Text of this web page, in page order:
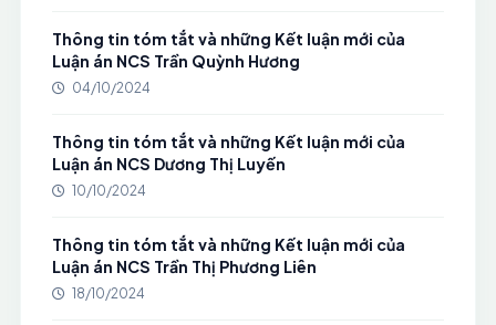
Thông tin tóm tắt và những Kết luận mới của
Luận án NCS Trần Quỳnh Hương
04/10/2024
Thông tin tóm tắt và những Kết luận mới của
Luận án NCS Dương Thị Luyến
10/10/2024
Thông tin tóm tắt và những Kết luận mới của
Luận án NCS Trần Thị Phương Liên
18/10/2024